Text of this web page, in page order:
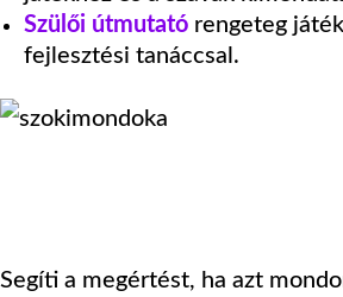
Szülői útmutató rengeteg
fejlesztési tanáccsal.
Segíti a megértést, ha azt